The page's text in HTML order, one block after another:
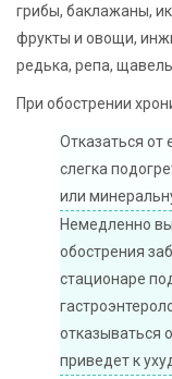
грибы, баклажаны,
фрукты и овощи,
редька, репа, щавель.
При обострении
Отказаться от
слегка
или
Немедленно
обострения
стационаре
отказываться
приведет к